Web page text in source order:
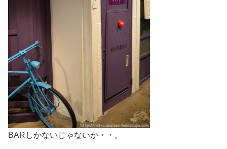
BARしかないじゃないか・・。